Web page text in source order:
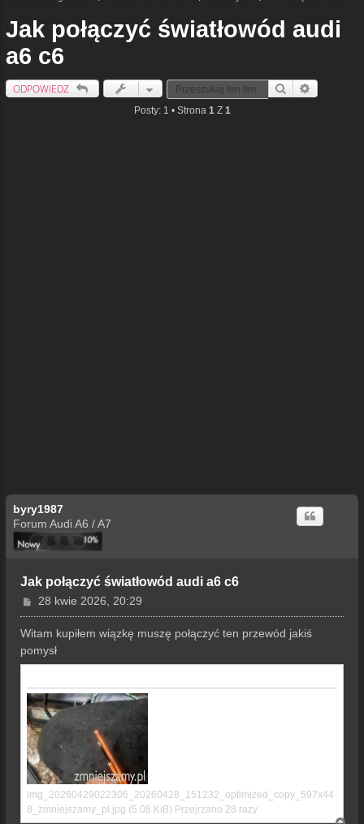
Jak połączyć światłowód audi
a6 c6
ODPOWIEDZ Szukaj
Posty: 1 • Strona 1 Z 1
byry1987
Forum Audi A6 / A7
Jak połączyć światłowód audi a6 c6
P
o
s
28 kwie 2026, 20:29
Witam kupiłem wiązkę muszę połączyć ten przewód jakiś
pomysł
img_20260429022306_20260428_151232_optimized_copy_597x44
8_zmniejszamy_pl.jpg (5.08 KiB) Przejrzano 28 razy